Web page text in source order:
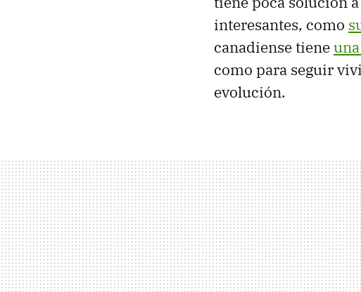
interesantes, como
canadiense tiene
como para seguir
evolución.